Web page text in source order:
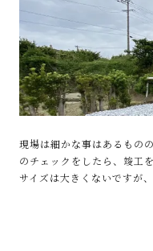
現場は細かな事はあるもの
のチェックをしたら、竣工
サイズは大きくないですが